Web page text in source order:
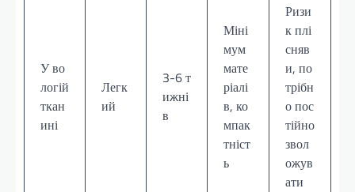
У во
логій
ткан
ині
Легк
ий
3-6 т
ижні
в
Міні
мум
мате
ріалі
в, ко
мпак
тніст
ь
Ризи
к плі
сняв
и, по
трібн
о пос
тійно
звол
ожув
ати